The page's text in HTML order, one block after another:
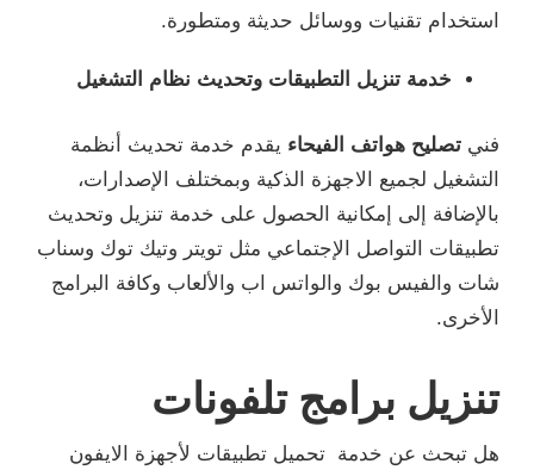
استخدام تقنيات ووسائل حديثة ومتطورة.
خدمة تنزيل التطبيقات وتحديث نظام التشغيل
فني تصليح هواتف الفيحاء يقدم خدمة تحديث أنظمة
التشغيل لجميع الاجهزة الذكية وبمختلف الإصدارات،
بالإضافة إلى إمكانية الحصول على خدمة تنزيل وتحديث
تطبيقات التواصل الإجتماعي مثل تويتر وتيك توك وسناب
شات والفيس بوك والواتس اب والألعاب وكافة البرامج
الأخرى.
تنزيل برامج تلفونات
هل تبحث عن خدمة تحميل تطبيقات لأجهزة الايفون